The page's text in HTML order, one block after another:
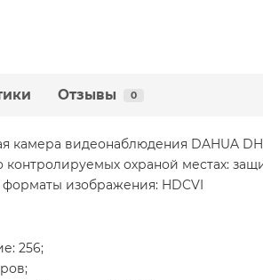
Отзывы 0
камера видеонаблюдения DAHUA
охраной местах:
изображения: HDCVI
256;